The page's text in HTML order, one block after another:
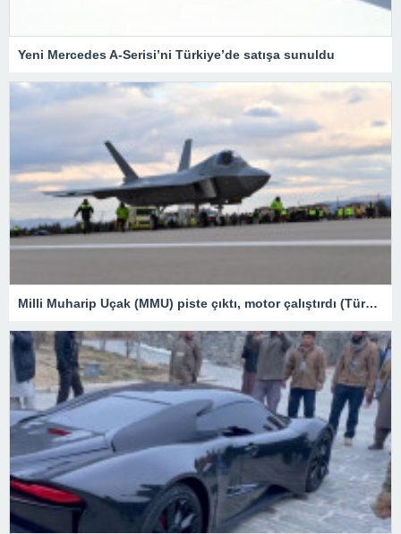
Yeni Mercedes A-Serisi’ni Türkiye’de satışa sunuldu
Milli Muharip Uçak (MMU) piste çıktı, motor çalıştırdı (Türkiye’nin yeni nesil yerli silahları) – Son Dakika Teknoloji Haberleri